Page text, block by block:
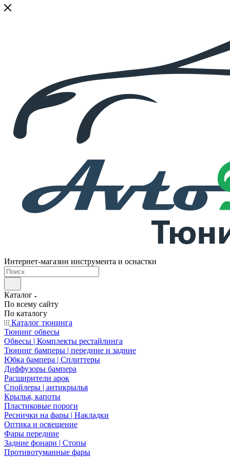
Интернет-магазин инструмента и оснастки
Каталог
По всему сайту
По каталогу
Каталог тюнинга
Тюнинг обвесы
Обвесы | Комплекты рестайлинга
Тюнинг бамперы | передние и задние
Юбка бампера | Сплиттеры
Диффузоры бампера
Расширители арок
Спойлеры | антикрылья
Крылья, капоты
Пластиковые пороги
Реснички на фары | Накладки
Оптика и освещение
Фары передние
Задние фонари | Стопы
Противотуманные фары